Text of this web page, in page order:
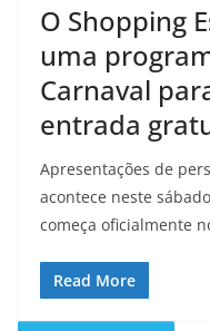
O Shopping
uma
Carnaval
entrada
Apresentações de
acontece neste
começa oficialmente
Read More